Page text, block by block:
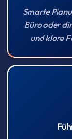
Smarte
Büro oder
und klare